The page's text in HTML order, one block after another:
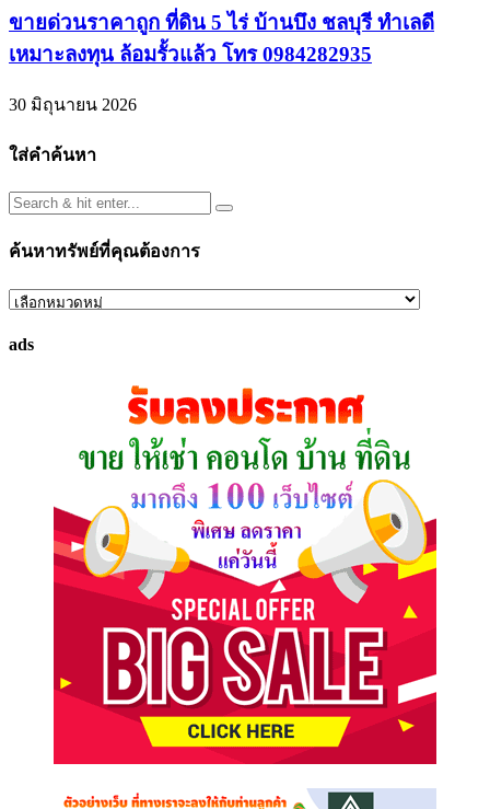
ขายด่วนราคาถูก ที่ดิน 5 ไร่ บ้านบึง ชลบุรี ทำเลดี
เหมาะลงทุน ล้อมรั้วแล้ว โทร 0984282935
30 มิถุนายน 2026
ใส่คำค้นหา
ค้นหาทรัพย์ที่คุณต้องการ
ค้นหา
ที่
ads